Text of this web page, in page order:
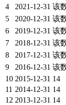
4
2021-12-31 该
5
2020-12-31 该
6
2019-12-31 该
7
2018-12-31 该
8
2017-12-31 该
9
2016-12-31 该
10 2015-12-31 14
11 2014-12-31 14
12 2013-12-31 14